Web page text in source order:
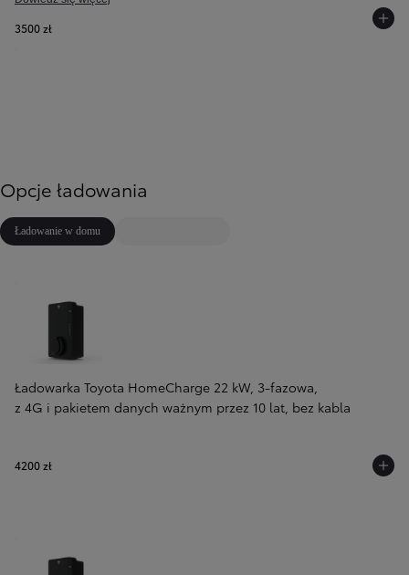
3500 zł
Opcje ładowania
Ładowanie w domu
Ładowarka Toyota HomeCharge 22 kW, 3-fazowa,
z 4G i pakietem danych ważnym przez 10 lat, bez kabla
4200 zł